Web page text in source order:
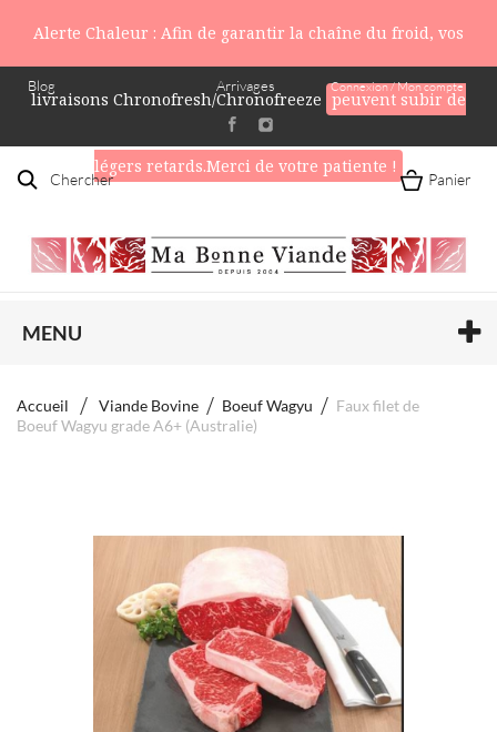
Alerte Chaleur : Afin de garantir la chaîne du froid, vos
livraisons Chronofresh/Chronofreeze peuvent subir de
légers retards.Merci de votre patiente !
Blog Connexion / Mon compte
Arrivages
Chercher Panier
MENU
Accueil Viande Bovine Boeuf Wagyu
Faux filet de
Boeuf Wagyu grade A6+ (Australie)